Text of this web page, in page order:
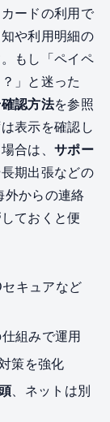
ードの利用で
や利用明細の
もし「ペイペ
」と迷った
認方法を参照
表示を確認し
合は、サポー
期出張などの
外からの連絡
しておくと便
キュアなど
組みで運用
策を強化
、ネットは別